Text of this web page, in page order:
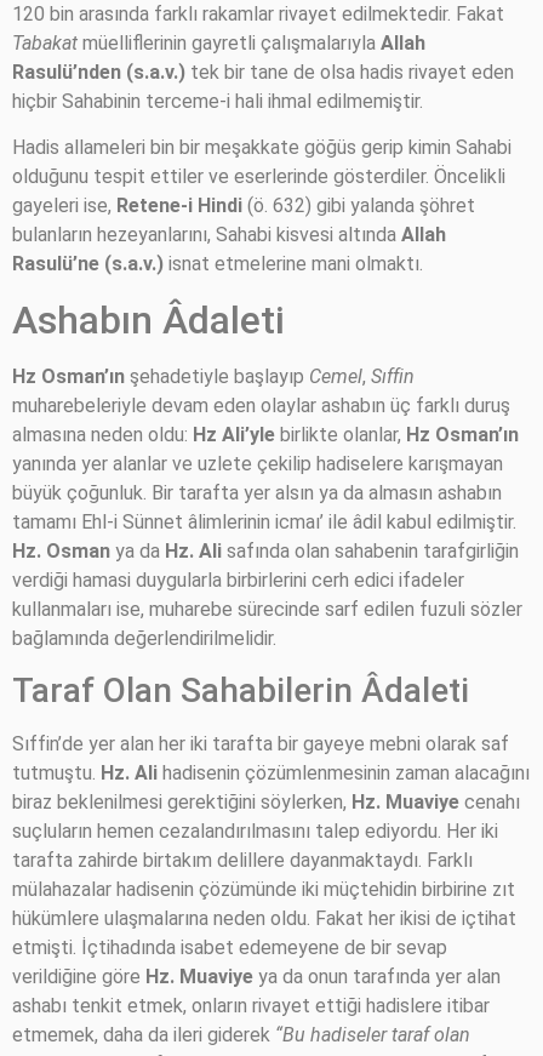
120 bin arasında farklı rakamlar rivayet edilmektedir. Fakat
Tabakat müelliflerinin gayretli çalışmalarıyla Allah
Rasulü’nden (s.a.v.) tek bir tane de olsa hadis rivayet eden
hiçbir Sahabinin terceme-i hali ihmal edilmemiştir.
Hadis allameleri bin bir meşakkate göğüs gerip kimin Sahabi
olduğunu tespit ettiler ve eserlerinde gösterdiler. Öncelikli
gayeleri ise, Retene-i Hindi (ö. 632) gibi yalanda şöhret
bulanların hezeyanlarını, Sahabi kisvesi altında Allah
Rasulü’ne (s.a.v.) isnat etmelerine mani olmaktı.
Ashabın Âdaleti
Hz Osman’ın şehadetiyle başlayıp Cemel, Sıffin
muharebeleriyle devam eden olaylar ashabın üç farklı duruş
almasına neden oldu: Hz Ali’yle birlikte olanlar, Hz Osman’ın
yanında yer alanlar ve uzlete çekilip hadiselere karışmayan
büyük çoğunluk. Bir tarafta yer alsın ya da almasın ashabın
tamamı Ehl-i Sünnet âlimlerinin icmaı’ ile âdil kabul edilmiştir.
Hz. Osman ya da Hz. Ali safında olan sahabenin tarafgirliğin
verdiği hamasi duygularla birbirlerini cerh edici ifadeler
kullanmaları ise, muharebe sürecinde sarf edilen fuzuli sözler
bağlamında değerlendirilmelidir.
Taraf Olan Sahabilerin Âdaleti
Sıffin’de yer alan her iki tarafta bir gayeye mebni olarak saf
tutmuştu. Hz. Ali hadisenin çözümlenmesinin zaman alacağını
biraz beklenilmesi gerektiğini söylerken, Hz. Muaviye cenahı
suçluların hemen cezalandırılmasını talep ediyordu. Her iki
tarafta zahirde birtakım delillere dayanmaktaydı. Farklı
mülahazalar hadisenin çözümünde iki müçtehidin birbirine zıt
hükümlere ulaşmalarına neden oldu. Fakat her ikisi de içtihat
etmişti. İçtihadında isabet edemeyene de bir sevap
verildiğine göre Hz. Muaviye ya da onun tarafında yer alan
ashabı tenkit etmek, onların rivayet ettiği hadislere itibar
etmemek, daha da ileri giderek “Bu hadiseler taraf olan